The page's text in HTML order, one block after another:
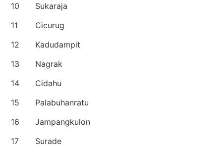
10
Sukaraja
11
Cicurug
12
Kadudampit
13
Nagrak
14
Cidahu
15
Palabuhanratu
16
Jampangkulon
17
Surade